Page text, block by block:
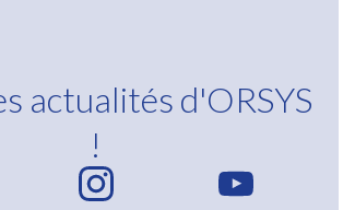
actualités d'ORSYS
!